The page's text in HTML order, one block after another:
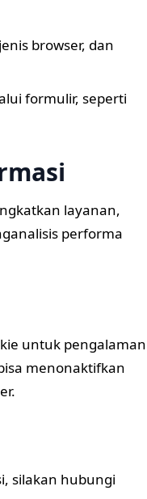
browser, dan
formulir, seperti
layanan,
performa
untuk pengalaman
menonaktifkan
silakan hubungi